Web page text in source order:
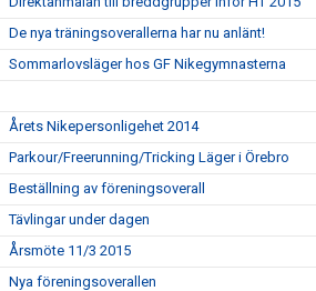
De nya träningsoverallerna har nu anlänt!
Sommarlovsläger hos GF Nikegymnasterna
Årets Nikepersonligehet 2014
Parkour/Freerunning/Tricking Läger i Örebro
Beställning av föreningsoverall
Tävlingar under dagen
Årsmöte 11/3 2015
Nya föreningsoverallen